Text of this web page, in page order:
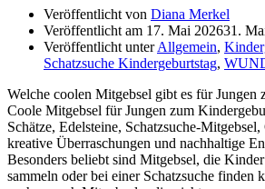
Veröffentlicht von Diana Merkel
Veröffentlicht am 17. Mai 202631.
Veröffentlicht unterAllgemein,
Schatzsuche Kindergeburtstag,
Welche coolen Mitgebsel gibt es für Jungen
Coole Mitgebsel für Jungen zum
Schätze, Edelsteine, Schatzsuche-
kreative Überraschungen und nachhaltige
Besonders beliebt sind Mitgebsel, die
sammeln oder bei einer Schatzsuche finden